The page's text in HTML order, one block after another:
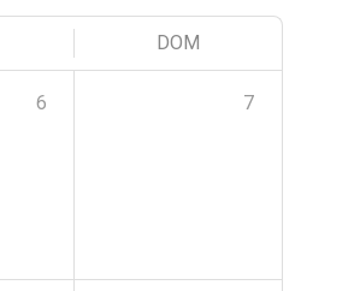
DOM
6 7